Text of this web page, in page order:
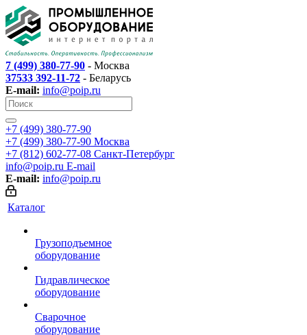
7 (499) 380-77-90 - Москва
37533 392-11-72 - Беларусь
E-mail: info@poip.ru
+7 (499) 380-77-90
+7 (499) 380-77-90 Москва
+7 (812) 602-77-08 Санкт-Петербург
info@poip.ru E-mail
E-mail: info@poip.ru
Каталог
Грузоподъемное
оборудование
Гидравлическое
оборудование
Сварочное
оборудование